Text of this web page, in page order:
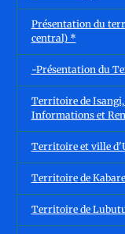
Présentation du
central) *
-Présentation du
Territoire de Isangi,
Informations et
Territoire et ville
Territoire de
Territoire de